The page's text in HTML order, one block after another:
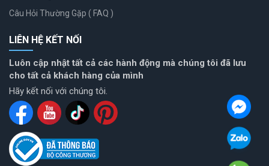
Câu Hỏi Thường Gặp ( FAQ )
LIÊN HỆ KẾT NỐI
Luôn cập nhật tất cả các hành động mà chúng tôi đã lưu
cho tất cả khách hàng của mình
Hãy kết nối với chúng tôi.